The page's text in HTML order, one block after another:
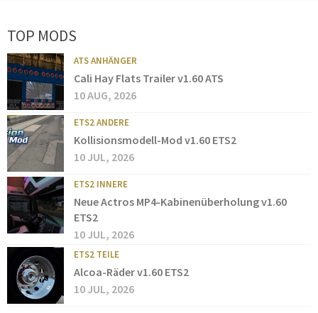
TOP MODS
ATS ANHÄNGER
Cali Hay Flats Trailer v1.60 ATS
10 AUG, 2026
ETS2 ANDERE
Kollisionsmodell-Mod v1.60 ETS2
10 JUL, 2026
ETS2 INNERE
Neue Actros MP4-Kabinenüberholung v1.60
ETS2
10 JUL, 2026
ETS2 TEILE
Alcoa-Räder v1.60 ETS2
10 JUL, 2026